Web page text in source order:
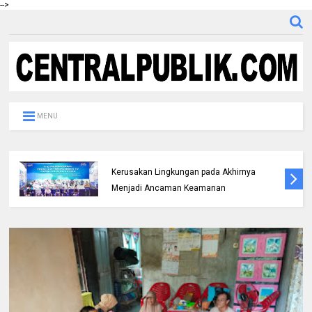
-->
MENU
Kerusakan Lingkungan pada Akhirnya
Menjadi Ancaman Keamanan